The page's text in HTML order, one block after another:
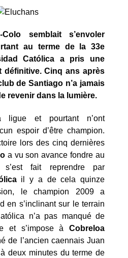
Colo semblait s’envoler
au terme de la 33e
Católica a pris une
définitive. Cinq ans après
de Santiago n’a jamais
revenir dans la lumière.
ligue et pourtant n’ont
espoir d’être champion.
lors des cinq dernières
a vu son avance fondre au
fait reprendre par
il y a de cela quinze
le champion 2009 a
en s’inclinant sur le terrain
n’a pas manqué de
et s’impose à Cobreloa
de l’ancien caennais Juan
deux minutes du terme de